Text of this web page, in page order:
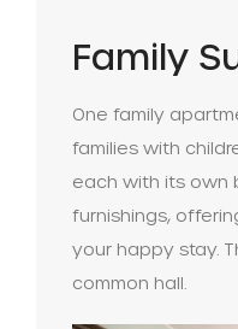
Family
One family
families with
each with its own
furnishings,
your happy stay.
common hall.